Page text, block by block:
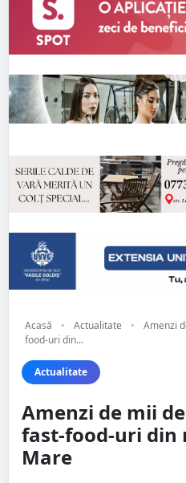
Acasă • Actualitate •
Amenzi
food-uri din...
Actualitate
Amenzi de mii
fast-food-uri din
Mare